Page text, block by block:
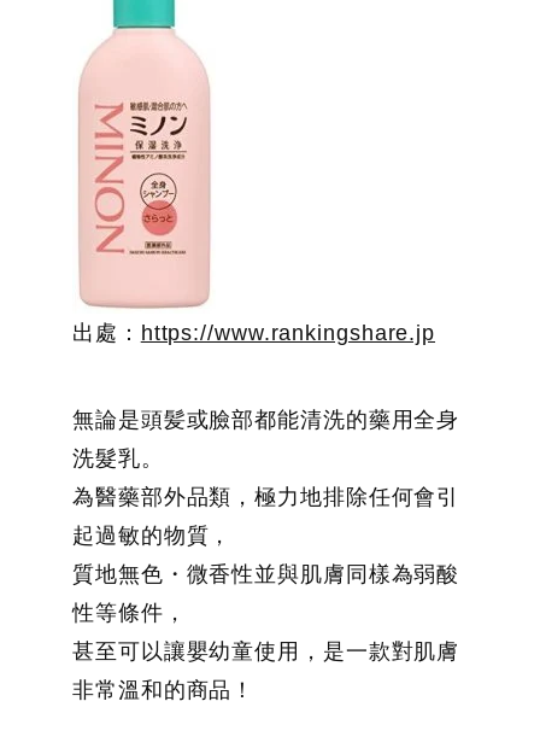
出處： https://www.rankingshare.jp
無論是頭髪或臉部都能清洗的藥用全身
洗髮乳。
為醫藥部外品類，極力地排除任何會引
起過敏的物質，
質地無色・微香性並與肌膚同樣為弱酸
性等條件，
甚至可以讓嬰幼童使用，是一款對肌膚
非常溫和的商品！